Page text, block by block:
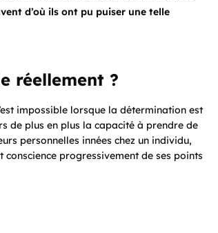
d’où ils ont pu puiser une telle
réellement ?
impossible lorsque la détermination est
de plus en plus la capacité à prendre de
personnelles innées chez un individu,
progressivement de ses points